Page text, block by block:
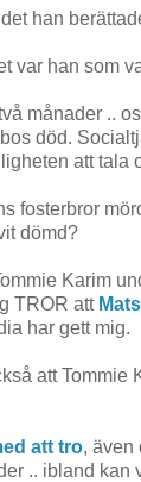
han
var han som
månader ..
död.
att tala
fosterbror
dömd?
Karim
TROR att
har gett mig.
att Tommie
att tro, även
.. ibland kan